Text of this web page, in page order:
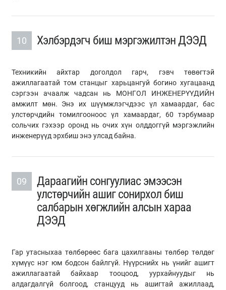
10 Хэлбэрдэгч биш мэргэжилтэн ДЭЭД
Техникийн айхтар доголдол гарч, гэвч төвөгтэй
ажиллагаатай том станцыг харьцангуй богино хугацаанд
сэргээн ачаалж чадсан нь МОНГОЛ ИНЖЕНЕРҮҮДИЙН
амжилт мөн. Энэ их шүүмжлэгчдээс үл хамаардаг, бас
улстөрчдийн томилгооноос үл хамаардаг, 60 тэрбумаар
сольчих гэхээр оронд нь очих хүн олддоггүй мэргэжлийн
инженерүүд эрхбиш энэ улсад байна.
09
Дараагийн сонгуулиас эмээсэн
улстөрчийн ашиг сонирхол биш
салбарын хөгжлийн алсын хараа
ДЭЭД
Гар утасныхаа төлбөрөөс бага цахилгааны төлбөр төлдөг
хүмүүс нэг юм бодсон байлгүй. Нүүрснийх нь үнийг ашигт
ажиллагаатай байхаар тооцоод, уурхайнуудыг нь
алдагдалгүй болгоод, станцууд нь ашигтай ажиллаад,